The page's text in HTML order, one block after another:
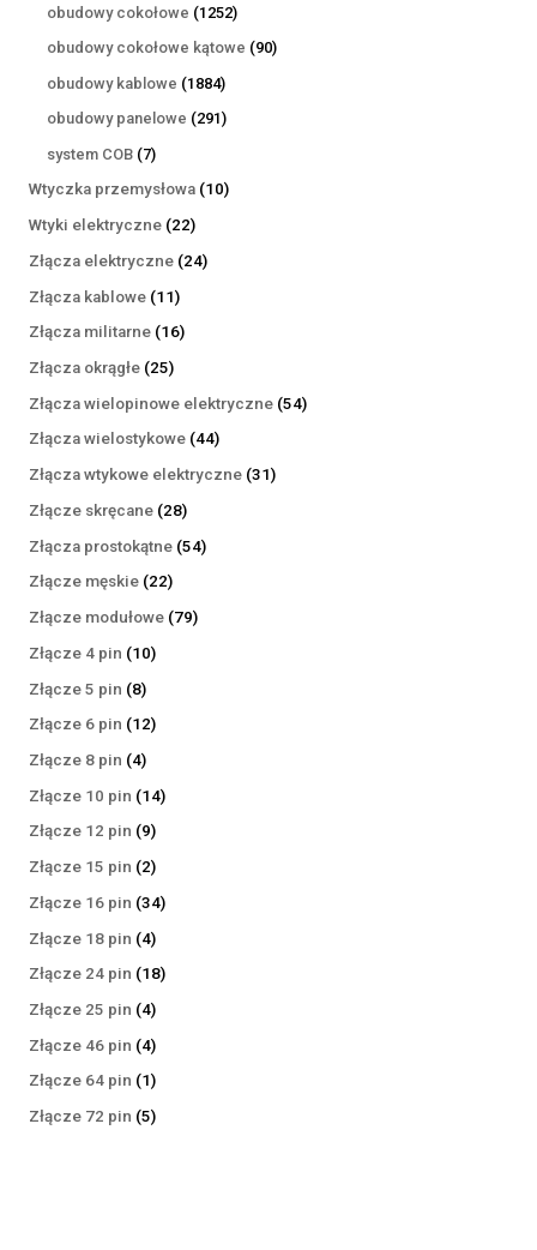
obudowy cokołowe 12521252
produkty
obudowy cokołowe kątowe 9090
obudowy kablowe 18841884
produkty
obudowy panelowe 291291
system COB 77
produktów
Wtyczka przemysłowa 1010
Wtyki elektryczne 2222
produkty
Złącza elektryczne 2424
Złącza kablowe 1111
produktów
Złącza militarne 1616
Złącza okrągłe 2525
produktów
Złącza wielopinowe elektryczne 5454
Złącza wielostykowe 4444
produkty
Złącza wtykowe elektryczne 3131
Złącze skręcane 2828
produktów
Złącza prostokątne 5454
Złącze męskie 2222
produkty
Złącze modułowe 7979
Złącze 4 pin 1010
Złącze 5 pin 88
produktów
Złącze 6 pin 1212
Złącze 8 pin 44
produkty
Złącze 10 pin 1414
Złącze 12 pin 99
produktów
Złącze 15 pin 22
produkty
Złącze 16 pin 3434
Złącze 18 pin 44
produkty
Złącze 24 pin 1818
Złącze 25 pin 44
produkty
Złącze 46 pin 44
produkty
Złącze 64 pin 11
produkt
Złącze 72 pin 55